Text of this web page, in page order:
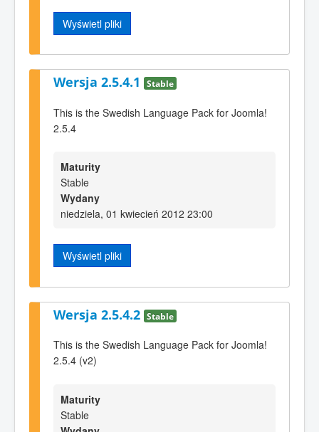
Wyświetl pliki
Wersja 2.5.4.1 Stable
This is the Swedish Language Pack for Joomla!
2.5.4
Maturity
Stable
Wydany
niedziela, 01 kwiecień 2012 23:00
Wyświetl pliki
Wersja 2.5.4.2 Stable
This is the Swedish Language Pack for Joomla!
2.5.4 (v2)
Maturity
Stable